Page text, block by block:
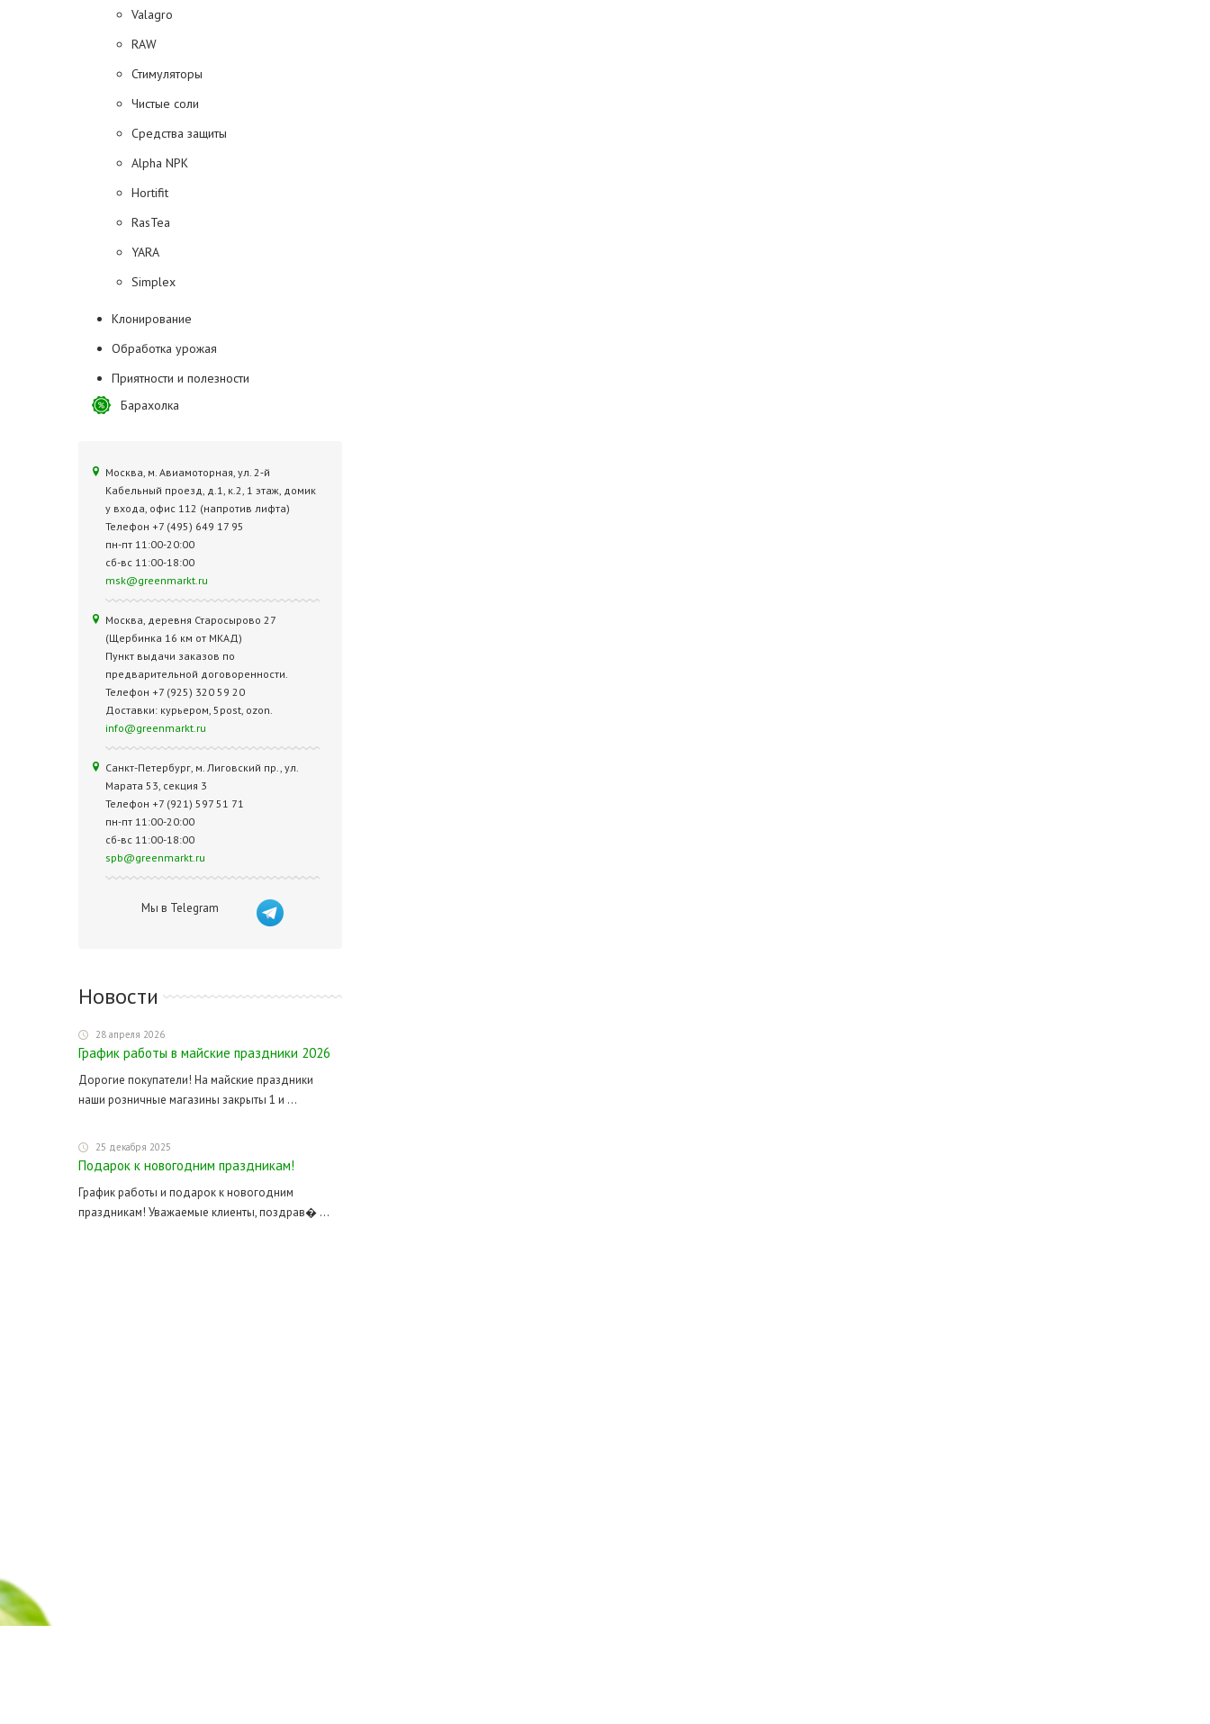
Valagro
RAW
Стимуляторы
Чистые соли
Средства защиты
Alpha NPK
Hortifit
RasTea
YARA
Simplex
Клонирование
Обработка урожая
Приятности и полезности
Барахолка
Москва, м. Авиамоторная, ул. 2‑й
Кабельный проезд, д.1, к.2, 1 этаж, домик
у входа, офис 112 (напротив лифта)
Телефон +7 (495) 649 17 95
пн-пт 11:00-20:00
сб-вс 11:00-18:00
msk@greenmarkt.ru
Москва, деревня Старосырово 27
(Щербинка 16 км от МКАД)
Пункт выдачи заказов по
предварительной договоренности.
Телефон +7 (925) 320 59 20
Доставки: курьером, 5post, ozon.
info@greenmarkt.ru
Санкт-Петербург, м. Лиговский пр., ул.
Марата 53, секция 3
Телефон +7 (921) 597 51 71
пн-пт 11:00-20:00
сб-вс 11:00-18:00
spb@greenmarkt.ru
Мы в Telegram
Новости
28 апреля 2026
График работы в майские праздники 2026
Дорогие покупатели! На майские праздники
наши розничные магазины закрыты 1 и ...
25 декабря 2025
Подарок к новогодним праздникам!
График работы и подарок к новогодним
праздникам! Уважаемые клиенты, поздрав� ...